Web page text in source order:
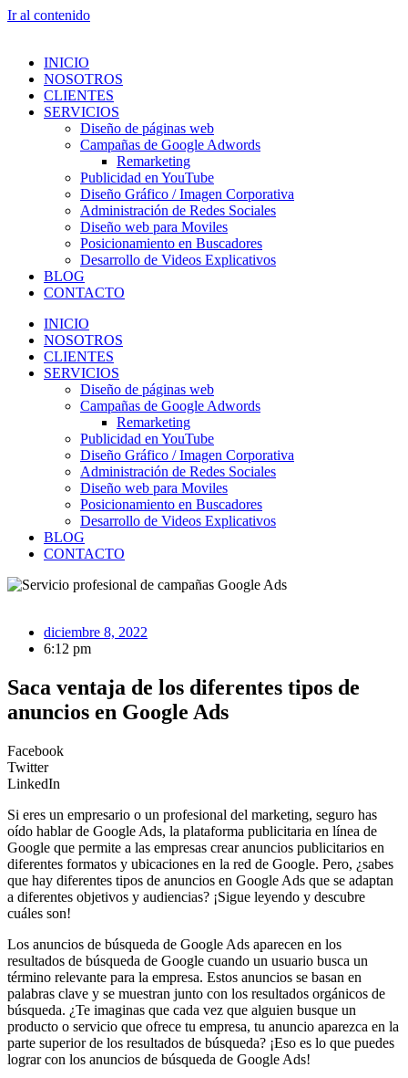
Ir al contenido
INICIO
NOSOTROS
CLIENTES
SERVICIOS
Diseño de páginas web
Campañas de Google Adwords
Remarketing
Publicidad en YouTube
Diseño Gráfico / Imagen Corporativa
Administración de Redes Sociales
Diseño web para Moviles
Posicionamiento en Buscadores
Desarrollo de Videos Explicativos
BLOG
CONTACTO
INICIO
NOSOTROS
CLIENTES
SERVICIOS
Diseño de páginas web
Campañas de Google Adwords
Remarketing
Publicidad en YouTube
Diseño Gráfico / Imagen Corporativa
Administración de Redes Sociales
Diseño web para Moviles
Posicionamiento en Buscadores
Desarrollo de Videos Explicativos
BLOG
CONTACTO
diciembre 8, 2022
6:12 pm
Saca ventaja de los diferentes tipos de
anuncios en Google Ads
Facebook
Twitter
LinkedIn
Si eres un empresario o un profesional del marketing, seguro has
oído hablar de Google Ads, la plataforma publicitaria en línea de
Google que permite a las empresas crear anuncios publicitarios en
diferentes formatos y ubicaciones en la red de Google. Pero, ¿sabes
que hay diferentes tipos de anuncios en Google Ads que se adaptan
a diferentes objetivos y audiencias? ¡Sigue leyendo y descubre
cuáles son!
Los anuncios de búsqueda de Google Ads aparecen en los
resultados de búsqueda de Google cuando un usuario busca un
término relevante para la empresa. Estos anuncios se basan en
palabras clave y se muestran junto con los resultados orgánicos de
búsqueda. ¿Te imaginas que cada vez que alguien busque un
producto o servicio que ofrece tu empresa, tu anuncio aparezca en la
parte superior de los resultados de búsqueda? ¡Eso es lo que puedes
lograr con los anuncios de búsqueda de Google Ads!